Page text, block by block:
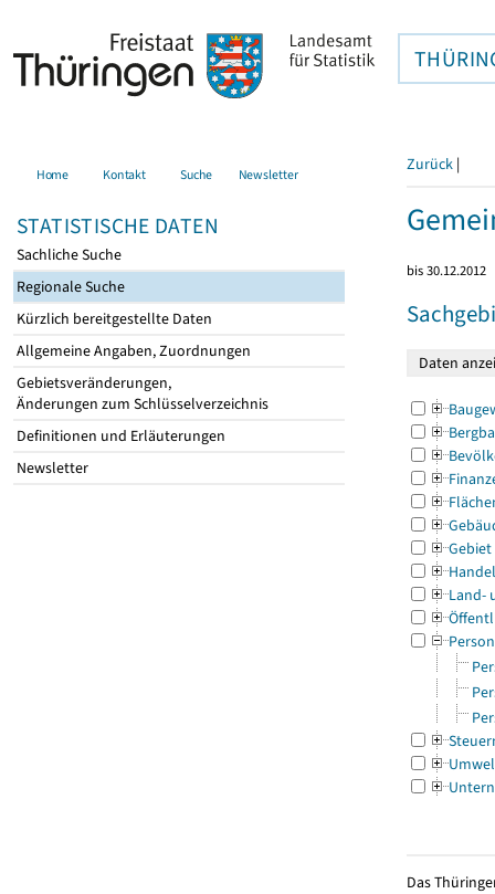
Home Kontakt Suche Newsletter
STATISTISCHE DATEN
Sachliche Suche
Regionale Suche
Kürzlich bereitgestellte Daten
Allgemeine Angaben, Zuordnungen
Gebietsveränderungen,
Änderungen zum Schlüsselverzeichnis
Definitionen und Erläuterungen
Newsletter
Zurück |
bis 30.12.2012
Gebiet
Land-
Das